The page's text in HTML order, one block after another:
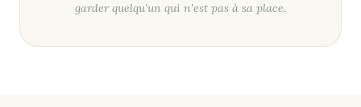
garder quelqu'un qui n'est pas à sa place.